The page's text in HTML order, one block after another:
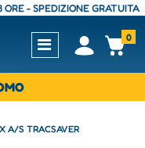
GRATUITA -
Open0
A/S TRACSAVER